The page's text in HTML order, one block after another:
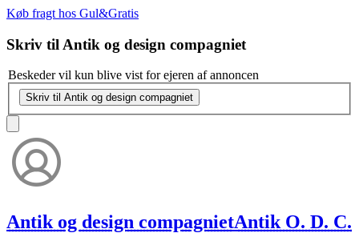
Køb fragt hos Gul&Gratis
Skriv til Antik og design compagniet
Beskeder vil kun blive vist for ejeren af annoncen
Skriv til Antik og design compagniet
Antik og design compagnietAntik O. D. C.